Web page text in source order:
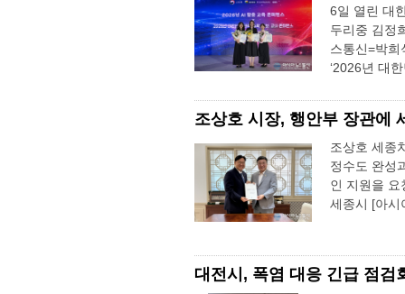
6일 열린 대
두리중 김정
스통신=박
‘2026년 대
조상호 시장, 행안부 장관에
조상호 세종
정수도 완성
인 지원을 요
세종시 [아
대전시, 폭염 대응 긴급 점검